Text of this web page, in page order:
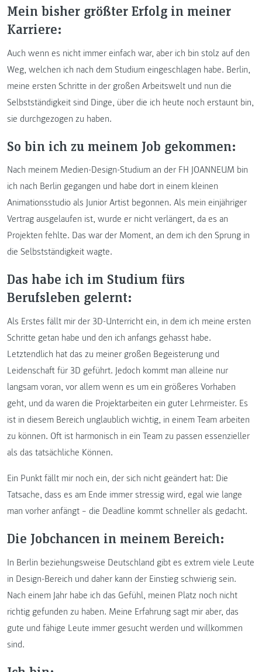
Mein bisher größter Erfolg in meiner
Karriere:
Auch wenn es nicht immer einfach war, aber ich bin stolz auf den
Weg, welchen ich nach dem Studium eingeschlagen habe. Berlin,
meine ersten Schritte in der großen Arbeitswelt und nun die
Selbstständigkeit sind Dinge, über die ich heute noch erstaunt bin,
sie durchgezogen zu haben.
So bin ich zu meinem Job gekommen:
Nach meinem Medien-Design-Studium an der FH JOANNEUM bin
ich nach Berlin gegangen und habe dort in einem kleinen
Animationsstudio als Junior Artist begonnen. Als mein einjähriger
Vertrag ausgelaufen ist, wurde er nicht verlängert, da es an
Projekten fehlte. Das war der Moment, an dem ich den Sprung in
die Selbstständigkeit wagte.
Das habe ich im Studium fürs
Berufsleben gelernt:
Als Erstes fällt mir der 3D-Unterricht ein, in dem ich meine ersten
Schritte getan habe und den ich anfangs gehasst habe.
Letztendlich hat das zu meiner großen Begeisterung und
Leidenschaft für 3D geführt. Jedoch kommt man alleine nur
langsam voran, vor allem wenn es um ein größeres Vorhaben
geht, und da waren die Projektarbeiten ein guter Lehrmeister. Es
ist in diesem Bereich unglaublich wichtig, in einem Team arbeiten
zu können. Oft ist harmonisch in ein Team zu passen essenzieller
als das tatsächliche Können.
Ein Punkt fällt mir noch ein, der sich nicht geändert hat: Die
Tatsache, dass es am Ende immer stressig wird, egal wie lange
man vorher anfängt − die Deadline kommt schneller als gedacht.
Die Jobchancen in meinem Bereich:
In Berlin beziehungsweise Deutschland gibt es extrem viele Leute
in Design-Bereich und daher kann der Einstieg schwierig sein.
Nach einem Jahr habe ich das Gefühl, meinen Platz noch nicht
richtig gefunden zu haben. Meine Erfahrung sagt mir aber, das
gute und fähige Leute immer gesucht werden und willkommen
sind.